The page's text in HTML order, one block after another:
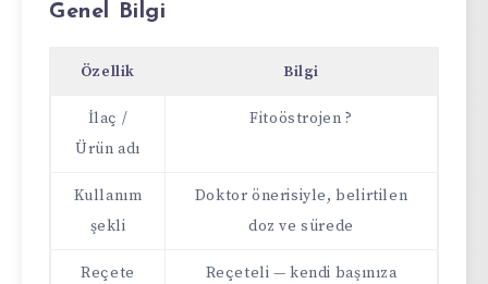
Genel Bilgi
Özellik Bilgi
İlaç /
Ürün adı
Fitoöstrojen ?
Kullanım
şekli
Doktor önerisiyle, belirtilen
doz ve sürede
Reçete
Reçeteli — kendi başınıza